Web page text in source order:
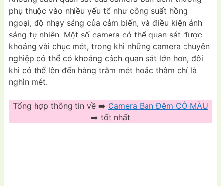
phụ thuộc vào nhiều yếu tố như công suất hồng
ngoại, độ nhạy sáng của cảm biến, và điều kiện ánh
sáng tự nhiên. Một số camera có thể quan sát được
khoảng vài chục mét, trong khi những camera chuyên
nghiệp có thể có khoảng cách quan sát lớn hơn, đôi
khi có thể lên đến hàng trăm mét hoặc thậm chí là
nghìn mét.
Tổng hợp thông tin về ➡️ Camera Ban Đêm CÓ MÀU
➡️ tốt nhất